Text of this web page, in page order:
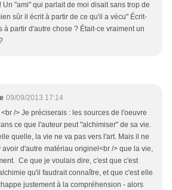
Un "ami" qui parlait de moi disait sans trop de
sûr il écrit à partir de ce qu'il a vécu" Écrit-
à partir d'autre chose ? Était-ce vraiment un
09/09/2013 17:14
<br /> Je préciserais : les sources de l'oeuvre
ce que l'auteur peut "alchimiser" de sa vie.
quelle, la vie ne va pas vers l'art. Mais il ne
avoir d'autre matériau originel<br /> que la vie,
Ce que je voulais dire, c'est que c'est
qu'il faudrait connaître, et que c'est elle
justement à la compréhension - alors